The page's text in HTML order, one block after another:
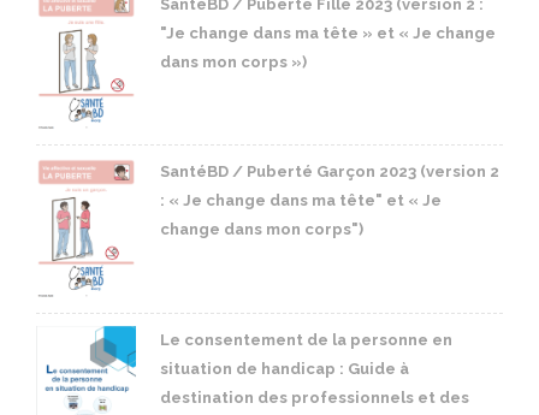
SantéBD / Puberté Fille 2023 (version 2 :
"Je change dans ma tête » et « Je change
dans mon corps »)
SantéBD / Puberté Garçon 2023 (version 2
: « Je change dans ma tête" et « Je
change dans mon corps")
Le consentement de la personne en
situation de handicap : Guide à
destination des professionnels et des